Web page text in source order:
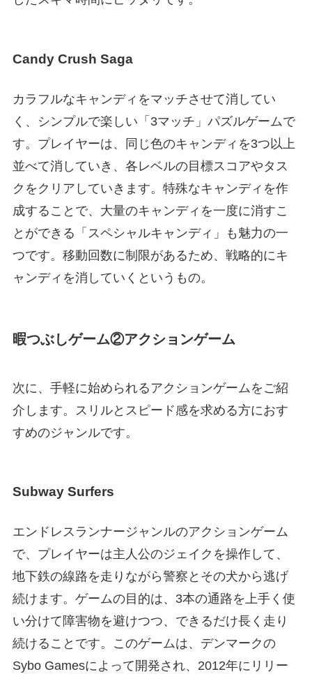
Candy Crush Saga
カラフルなキャンディをマッチさせて消してい
く、シンプルで楽しい「3マッチ」パズルゲームで
す。プレイヤーは、同じ色のキャンディを3つ以上
並べて消していき、各レベルの目標スコアやタス
クをクリアしていきます。特殊なキャンディを作
成することで、大量のキャンディを一度に消すこ
とができる「スペシャルキャンディ」も魅力の一
つです。移動回数に制限があるため、戦略的にキ
ャンディを消していくというもの。
暇つぶしゲーム②アクションゲーム
次に、手軽に始められるアクションゲームをご紹
介します。スリルとスピード感を求める方におす
すめのジャンルです。
Subway Surfers
エンドレスランナージャンルのアクションゲーム
で、プレイヤーは主人公のジェイクを操作して、
地下鉄の線路を走りながら警察とその犬から逃げ
続けます。ゲームの目的は、3本の通路を上手く使
い分けて障害物を避けつつ、できるだけ長く走り
続けることです。このゲームは、デンマークの
Sybo Gamesによって開発され、2012年にリリー